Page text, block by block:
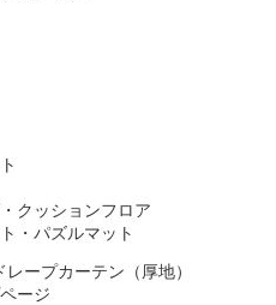
クッションフロア
・パズルマット
レープカーテン（厚地）
ージ